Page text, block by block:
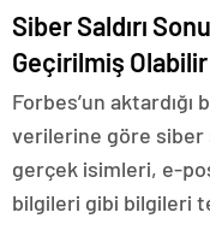
Siber Saldırı
Geçirilmiş Olabilir
Forbes’un
verilerine göre siber
gerçek isimleri, e-
bilgileri gibi bilgileri